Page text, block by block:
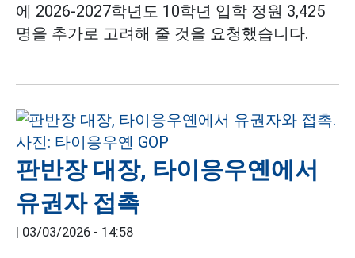
에 2026-2027학년도 10학년 입학 정원 3,425
명을 추가로 고려해 줄 것을 요청했습니다.
판반장 대장, 타이응우옌에서
유권자 접촉
| 03/03/2026 - 14:58